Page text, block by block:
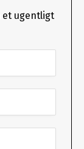
et ugentligt